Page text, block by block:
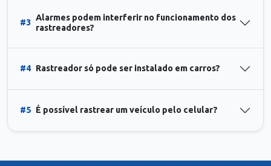
#3
Alarmes podem interferir no funcionamento dos
rastreadores?
#4 Rastreador só pode ser instalado em carros?
#5 É possível rastrear um veículo pelo celular?